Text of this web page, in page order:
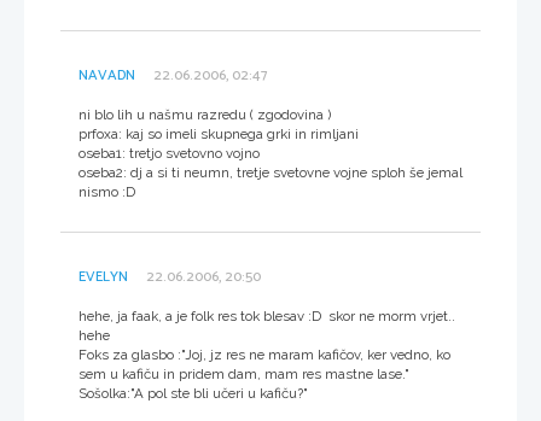
NAVADN 22.06.2006, 02:47
ni blo lih u našmu razredu ( zgodovina )
prfoxa: kaj so imeli skupnega grki in rimljani
oseba1: tretjo svetovno vojno
oseba2: dj a si ti neumn, tretje svetovne vojne sploh še jemal
nismo :D
EVELYN 22.06.2006, 20:50
hehe, ja faak, a je folk res tok blesav :D skor ne morm vrjet..
hehe
Foks za glasbo :"Joj, jz res ne maram kafičov, ker vedno, ko
sem u kafiču in pridem dam, mam res mastne lase."
Sošolka:"A pol ste bli učeri u kafiču?"